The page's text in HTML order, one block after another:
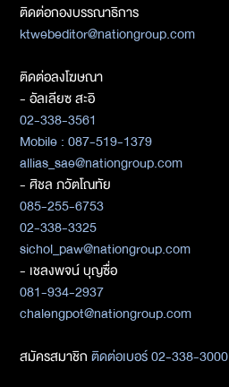
ติดต่อกองบรรณาธิการ
ktwebeditor@nationgroup.com
ติดต่อลงโฆษณา
- อัลเลียซ สะอิ
02-338-3561
Mobile : 087-519-1379
allias_sae@nationgroup.com
- ศิชล ภวัตโณทัย
085-255-6753
02-338-3325
sichol_paw@nationgroup.com
- เชลงพจน์ บุญซื่อ
081-934-2937
chalengpot@nationgroup.com
สมัครสมาชิกติดต่อเบอร์ 02-338-3000